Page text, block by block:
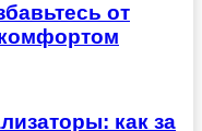
от
как за